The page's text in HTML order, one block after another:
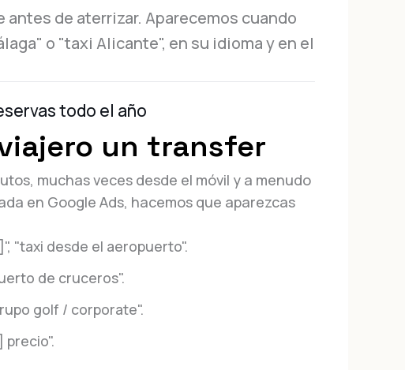
de aterrizar. Aparecemos cuando
o "taxi Alicante", en su idioma y en el
todo el año
un transfer
muchas veces desde el móvil y a menudo
en Google Ads, hacemos que aparezcas
"taxi desde el aeropuerto".
de cruceros".
golf / corporate".
precio".